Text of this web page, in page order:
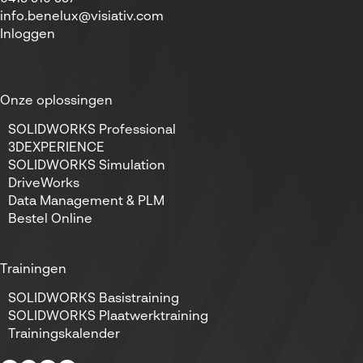
Visiativ organiseert. Dat scheelt flink in de
kosten. Kijk voor de voorwaarden op
zijn. Het loont altijd de moeite om dit uit te
zoeken of navraag te doen binnen je bedrijf!
info.benelux@visiativ.com
Inloggen
Onze oplossingen
SOLIDWORKS Professional
3DEXPERIENCE
SOLIDWORKS Simulation
DriveWorks
Data Management & PLM
Bestel Online
Trainingen
SOLIDWORKS Basistraining
SOLIDWORKS Plaatwerktraining
Trainingskalender